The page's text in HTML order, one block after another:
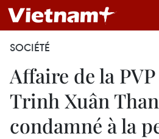
SOCIÉTÉ
Affaire de la
Trinh Xuân
condamné à la